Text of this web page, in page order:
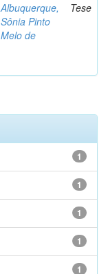
Albuquerque,
Sônia Pinto
Melo de
Tese
1
1
1
1
1